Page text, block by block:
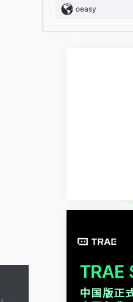
oeasy